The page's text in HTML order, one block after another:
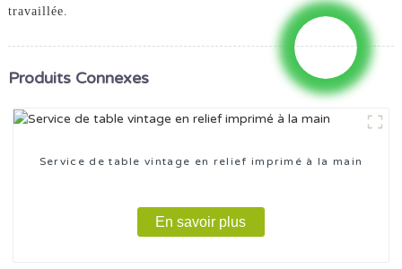
travaillée.
Produits Connexes
Service de table vintage en relief imprimé à la main
En savoir plus